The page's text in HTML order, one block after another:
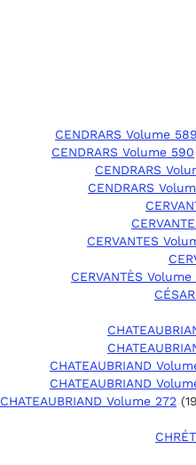
CENDRARS Volume 589
CENDRARS Volume 590
CENDRARS
CENDRARS
CERVANTES
CERVANTÈS
CHATEAUBRIAND
CHATEAUBRIAND
CHATEAUBRIAND Volume 272